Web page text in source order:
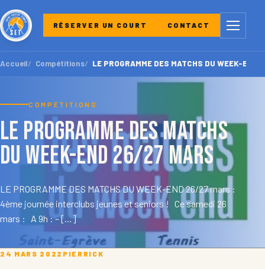
RÉSERVER UN COURT CONTACT Menu
Accueil Compétitions LE PROGRAMME DES MATCHS DU WEEK-
COMPÉTITIONS
LE PROGRAMME DES MATCHS
DU WEEK-END 26/27 mars
LE PROGRAMME DES MATCHS DU WEEK-END 26/27 mars :
4ème journée interclubs jeunes et seniors ! Ce samedi 26
mars : A 9h : – […]
24 MARS 2022 PIERRICK